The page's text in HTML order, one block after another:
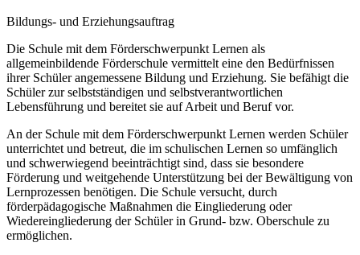
Bildungs- und Erziehungsauftrag
Die Schule mit dem Förderschwerpunkt Lernen als
allgemeinbildende Förderschule vermittelt eine den Bedürfnissen
ihrer Schüler angemessene Bildung und Erziehung. Sie befähigt die
Schüler zur selbstständigen und selbstverantwortlichen
Lebensführung und bereitet sie auf Arbeit und Beruf vor.
An der Schule mit dem Förderschwerpunkt Lernen werden Schüler
unterrichtet und betreut, die im schulischen Lernen so umfänglich
und schwerwiegend beeinträchtigt sind, dass sie besondere
Förderung und weitgehende Unterstützung bei der Bewältigung von
Lernprozessen benötigen. Die Schule versucht, durch
förderpädagogische Maßnahmen die Eingliederung oder
Wiedereingliederung der Schüler in Grund- bzw. Oberschule zu
ermöglichen.